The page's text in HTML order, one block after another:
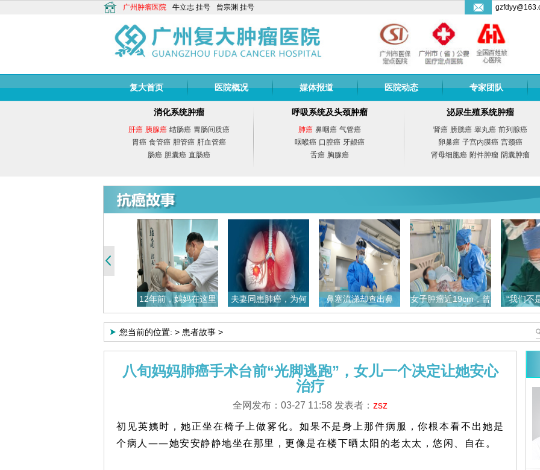
广州肿瘤医院 牛立志 挂号 曾宗渊 挂号
复大首页 医院概况 媒体报道 医院动态 专家团队
消化系统肿瘤
肝癌 胰腺癌 结肠癌 胃肠间质癌
胃癌 食管癌 胆管癌 肝血管癌
肠癌 胆囊癌 直肠癌
呼吸系统及头颈肿瘤
肺癌 鼻咽癌 气管癌
咽喉癌 口腔癌 牙龈癌
舌癌 胸腺癌
泌尿生殖系统肿瘤
肾癌 膀胱癌 睾丸癌 前列腺癌
卵巢癌 子宫内膜癌 宫颈癌
肾母细胞癌 附件肿瘤 阴囊肿瘤
晚期，14.4cm
12年前，妈妈在这里
赢了舌癌；12
夫妻同患肺癌，为何
结果天差地别
鼻塞流涕却查出鼻
癌！中亚大叔在
女子肿瘤近19cm，曾
被医院拒收，
“我们不
术，
您当前的位置: > 患者故事 >
八旬妈妈肺癌手术台前“光脚逃跑”，女儿一个决定让她安心
治疗
全网发布：03-27 11:58 发表者： zsz
初见英姨时，她正坐在椅子上做雾化。如果不是身上那件病服，你根本看不出她是
个病人——她安安静静地坐在那里，更像是在楼下晒太阳的老太太，悠闲、自在。
副教授
第四军医大学胸心外科博士
毕业；暨南大学博士研究生
导师...详细>>
大学）医疗系... 详细>>